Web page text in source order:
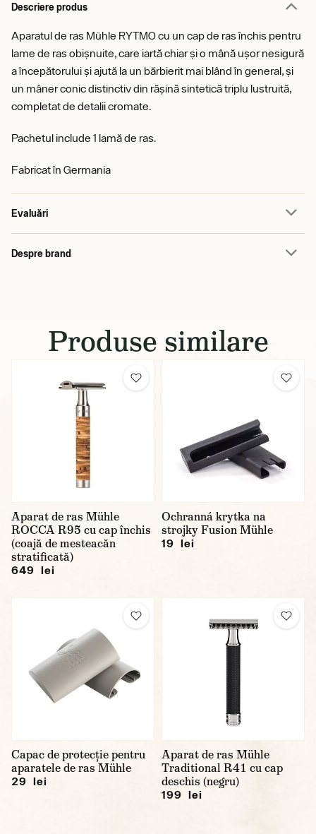
Descriere produs
Aparatul de ras Mühle RYTMO cu un cap de ras închis pentru
lame de ras obișnuite, care iartă chiar și o mână ușor nesigură
a începătorului și ajută la un bărbierit mai blând în general, și
un mâner conic distinctiv din rășină sintetică triplu lustruită,
completat de detalii cromate.
Pachetul include 1 lamă de ras.
Fabricat în Germania
Evaluări
Despre brand
Produse similare
Aparat de ras Mühle
ROCCA R95 cu cap închis
(coajă de mesteacăn
stratificată)
649 lei
Ochranná krytka na
strojky Fusion Mühle
19 lei
Capac de protecție pentru
aparatele de ras Mühle
29 lei
Aparat de ras Mühle
Traditional R41 cu cap
deschis (negru)
199 lei